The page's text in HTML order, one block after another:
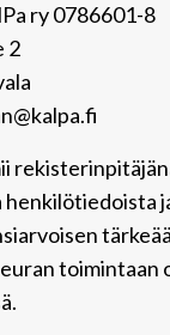
ry 0786601-8
2
toimintaan